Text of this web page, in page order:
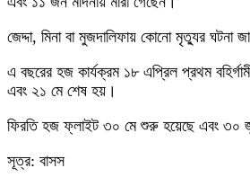
জেদ্দা, মিনা বা মুজদালিফায় কোনো মৃত্যুর ঘটনা
এ বছরের হজ কার্যক্রম ১৮ এপ্রিল প্রথম
এবং ২১ মে শেষ হয়।
ফিরতি হজ ফ্লাইট ৩০ মে শুরু হয়েছে এবং ৩০
সূত্র: বাসস